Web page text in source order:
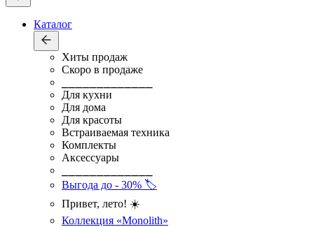
Каталог
Хиты продаж
Скоро в продаже
Для кухни
Для дома
Для красоты
Встраиваемая техника
Комплекты
Аксессуары
Выгода до - 30% 🏷️
Привет, лето! ☀️
Коллекция «Monolith»